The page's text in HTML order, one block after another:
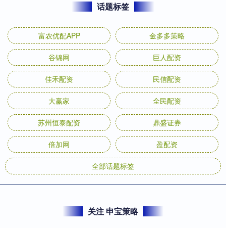
话题标签
富农优配APP 金多多策略
谷锦网 巨人配资
佳禾配资 民信配资
大赢家 全民配资
苏州恒泰配资 鼎盛证券
倍加网 盈配资
全部话题标签
关注 申宝策略